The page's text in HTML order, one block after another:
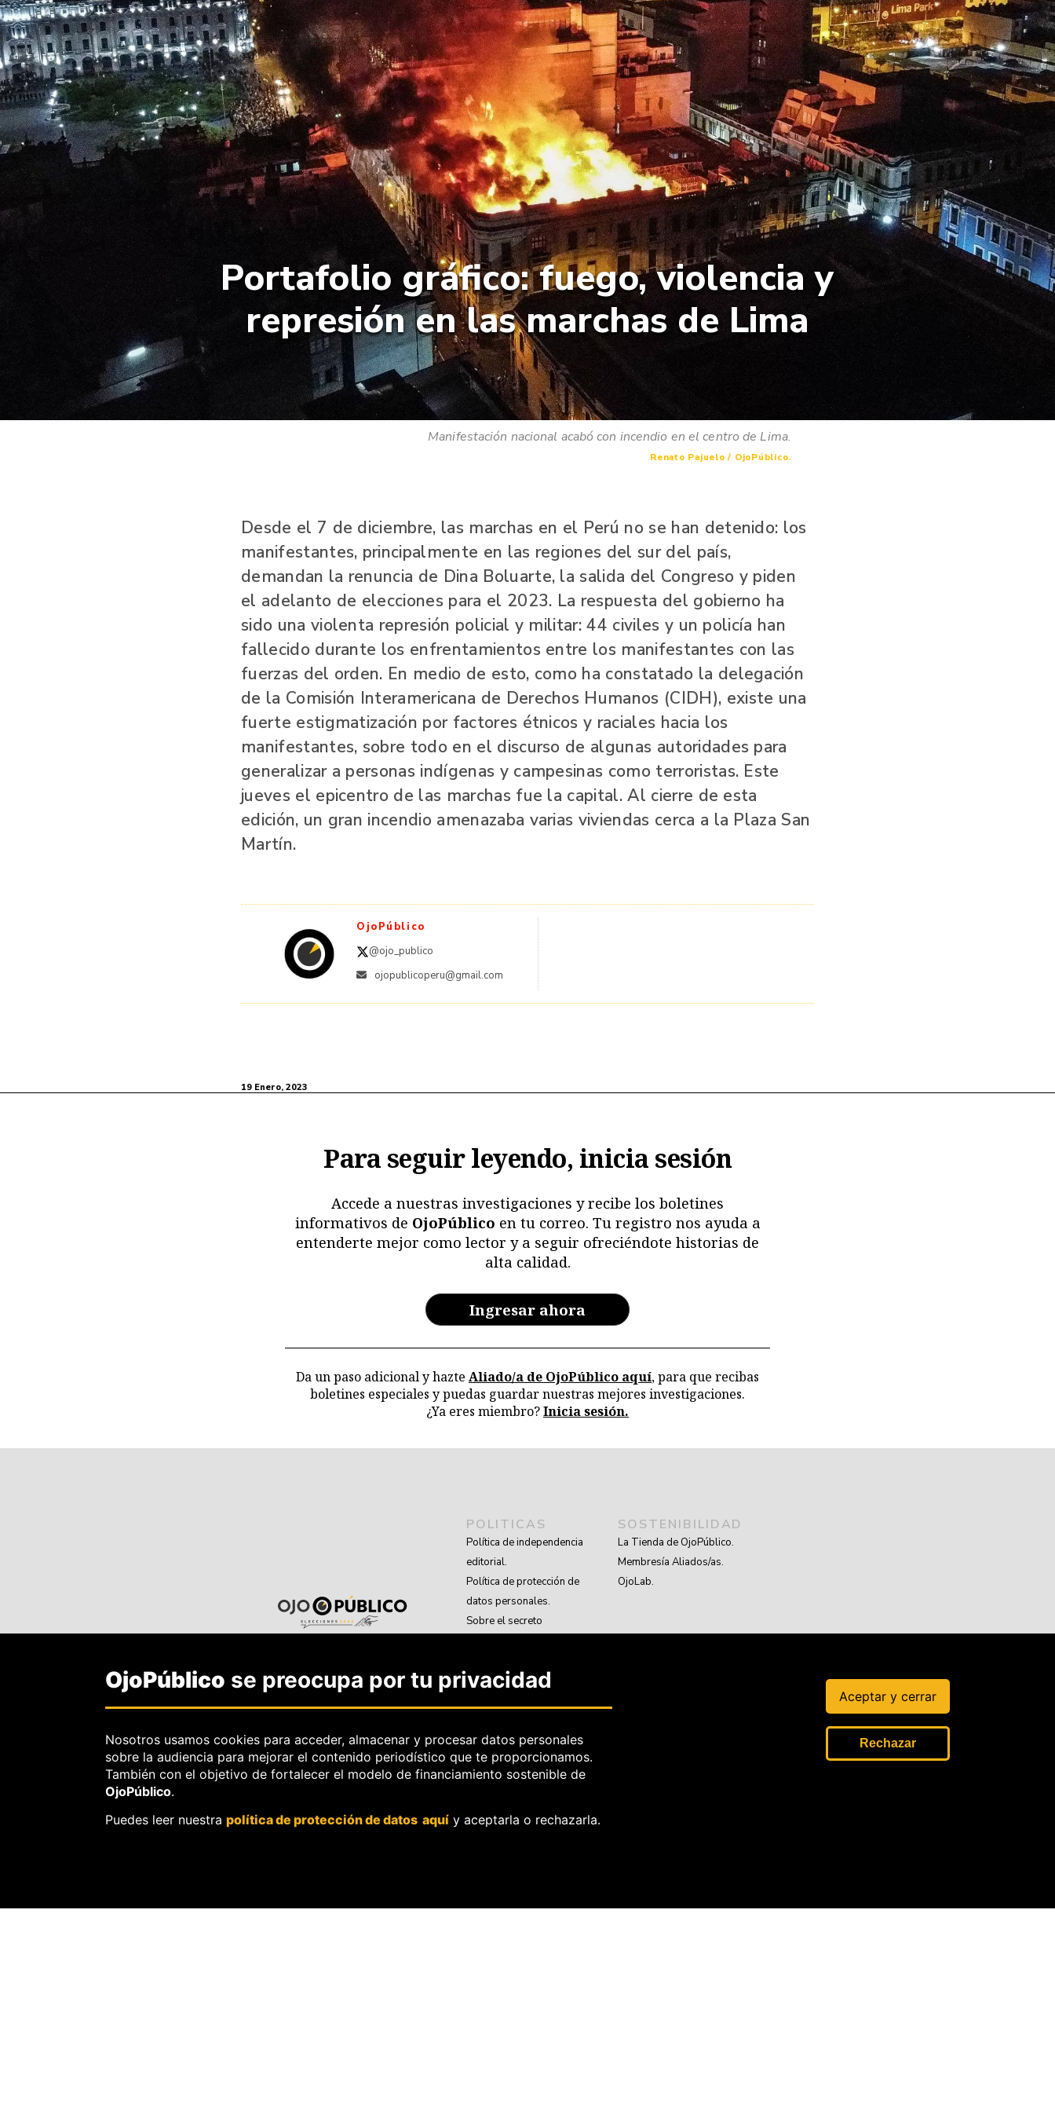
Portafolio gráfico: fuego, violencia y
represión en las marchas de Lima
Manifestación nacional acabó con incendio en el centro de Lima.
Renato Pajuelo / OjoPúblico.
Desde el 7 de diciembre, las marchas en el Perú no se han detenido: los
manifestantes, principalmente en las regiones del sur del país,
demandan la renuncia de Dina Boluarte, la salida del Congreso y piden
el adelanto de elecciones para el 2023. La respuesta del gobierno ha
sido una violenta represión policial y militar: 44 civiles y un policía han
fallecido durante los enfrentamientos entre los manifestantes con las
fuerzas del orden. En medio de esto, como ha constatado la delegación
de la Comisión Interamericana de Derechos Humanos (CIDH), existe una
fuerte estigmatización por factores étnicos y raciales hacia los
manifestantes, sobre todo en el discurso de algunas autoridades para
generalizar a personas indígenas y campesinas como terroristas. Este
jueves el epicentro de las marchas fue la capital. Al cierre de esta
edición, un gran incendio amenazaba varias viviendas cerca a la Plaza San
Martín.
OjoPúblico
@ojo_publico
ojopublicoperu@gmail.com
19 Enero, 2023
Para seguir leyendo, inicia sesión
Accede a nuestras investigaciones y recibe los boletines
informativos de OjoPúblico en tu correo. Tu registro nos ayuda a
entenderte mejor como lector y a seguir ofreciéndote historias de
alta calidad.
Ingresar ahora
Da un paso adicional y hazte Aliado/a de OjoPúblico aquí, para que recibas
boletines especiales y puedas guardar nuestras mejores investigaciones.
¿Ya eres miembro?Inicia sesión.
POLITICAS
Política de independencia
editorial.
Política de protección de
datos personales.
Sobre el secreto
rectificación.
de corrección.
Sobre libertad de
información frente a
contenidos.
SOSTENIBILIDAD
La Tienda de OjoPúblico.
Membresía Aliados/as.
OjoLab.
OjoPúblico se preocupa por tu privacidad
Nosotros usamos cookies para acceder, almacenar y procesar datos personales
sobre la audiencia para mejorar el contenido periodístico que te proporcionamos.
También con el objetivo de fortalecer el modelo de financiamiento sostenible de
OjoPúblico.
Puedes leer nuestrapolítica de protección de datos aquí y aceptarla o rechazarla.
Aceptar y cerrar
Rechazar